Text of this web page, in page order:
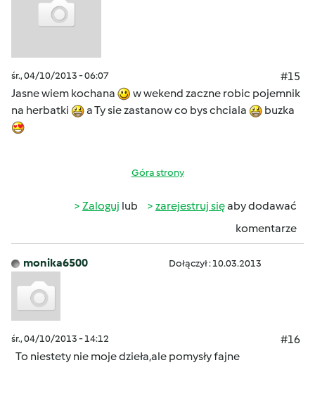
śr., 04/10/2013 - 06:07
#15
Jasne wiem kochana
w wekend zaczne robic pojemnik
na herbatki
a Ty sie zastanow co bys chciala buzka
Góra strony
Zaloguj lub zarejestruj sięaby dodawać
komentarze
monika6500 Dołączył : 10.03.2013
śr., 04/10/2013 - 14:12
#16
To niestety nie moje dzieła,ale pomysły fajne